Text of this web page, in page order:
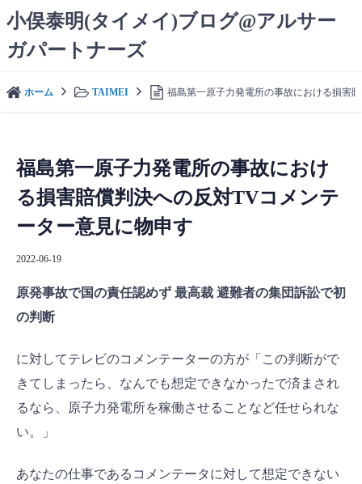
ン
テ
ツ
小俣泰明(タイメイ)ブログ@アルサー
ガパートナーズ
ホーム TAIMEI 福島第一原子力発電所の事故における損害
福島第一原子力発電所の事故におけ
る損害賠償判決への反対TVコメンテ
ーター意見に物申す
2022-06-19
原発事故で国の責任認めず 最高裁 避難者の集団訴訟で初
の判断
に対してテレビのコメンテーターの方が「この判断がで
きてしまったら、なんでも想定できなかったで済まされ
るなら、原子力発電所を稼働させることなど任せられな
い。」
あなたの仕事であるコメンテータに対して想定できない